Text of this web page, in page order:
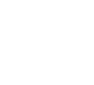
Popular